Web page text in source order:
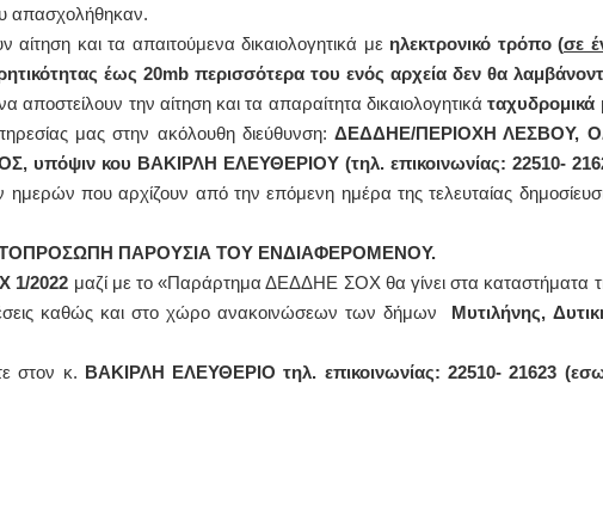
απασχολήθηκαν.
και τα απαιτούμενα δικαιολογητικά με ηλεκτρονικό τρόπο (σε
έως 20mbπερισσότερα του ενός αρχεία δεν θα
αποστείλουν την αίτηση και τα απαραίτητα δικαιολογητικάταχυδρομικά
μας στην ακόλουθη διεύθυνση: ΔΕΔΔΗΕ/ΠΕΡΙΟΧΗ ΛΕΣΒΟΥ,
κου ΒΑΚΙΡΛΗ ΕΛΕΥΘΕΡΙΟΥ (τηλ. επικοινωνίας: 22510-
ημερών που αρχίζουν από την επόμενη ημέρα της τελευταίας
ΠΑΡΟΥΣΙΑ ΤΟΥ ΕΝΔΙΑΦΕΡΟΜΕΝΟΥ.
1/2022 μαζί με το «Παράρτημα ΔΕΔΔΗΕ ΣΟΧ θα γίνει στα καταστήματα
καθώς και στο χώρο ανακοινώσεων των δήμων
Μυτιλήνης,
στον κ. ΒΑΚΙΡΛΗ ΕΛΕΥΘΕΡΙΟ τηλ. επικοινωνίας: 22510- 21623
τηλ.2251302311
Γέρα:Παπάδος τηλ.22510-83600
aroniskos@gmail.com
Manual Therapist
Σταυρουλάκη-Γαλάτη Ιφιγένεια
Πτυχιούχος Φυσικοθεραπείας
Σύμβαση με ΕΟΠΥΥ
τηλ. 22510-54898- 6977957180
Καβέτσου 10, Μυτιλήνη,
2251038065
Χειρουργός
Στρατιωτικός Ιατρός
Διπλωματούχος
email-